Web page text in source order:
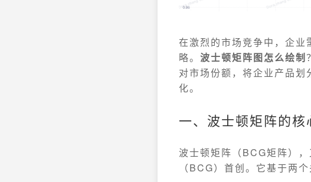
在激烈的市场竞争中，企
略。 波士顿矩阵图怎么绘制
对市场份额，将企业产品
化。
一、波士顿矩阵的核
波士顿矩阵（BCG矩阵）
（BCG）首创。它基于两